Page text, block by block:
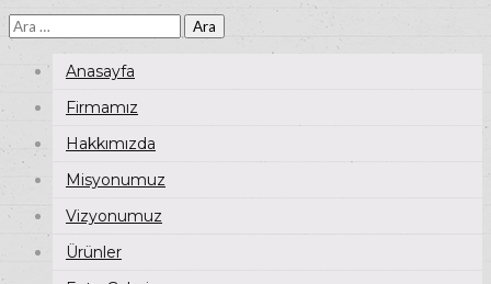
Arama:
Anasayfa
Firmamız
Hakkımızda
Misyonumuz
Vizyonumuz
Ürünler